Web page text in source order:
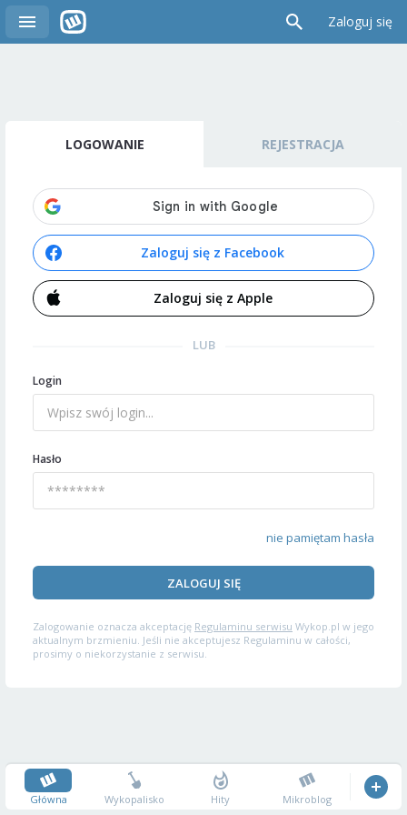
Zaloguj się
LOGOWANIE REJESTRACJA
Zaloguj się z Facebook
Zaloguj się z Apple
LUB
Login
Hasło
nie pamiętam hasła
ZALOGUJ SIĘ
Zalogowanie oznacza akceptację Regulaminu serwisu Wykop.pl w jego
aktualnym brzmieniu. Jeśli nie akceptujesz Regulaminu w całości,
prosimy o niekorzystanie z serwisu.
Główna Wykopalisko Hity Mikroblog